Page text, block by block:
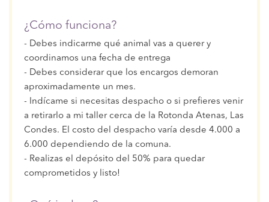
¿Cómo funciona?
- Debes indicarme qué animal vas a querer y
coordinamos una fecha de entrega
- Debes considerar que los encargos demoran
aproximadamente un mes.
- Indícame si necesitas despacho o si prefieres venir
a retirarlo a mi taller cerca de la Rotonda Atenas, Las
Condes. El costo del despacho varía desde 4.000 a
6.000 dependiendo de la comuna.
- Realizas el depósito del 50% para quedar
comprometidos y listo!